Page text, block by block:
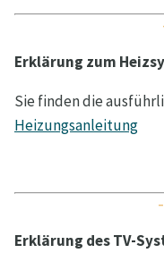
Erklärung zum
Sie finden die
Heizungsanleitung
Erklärung des TV-